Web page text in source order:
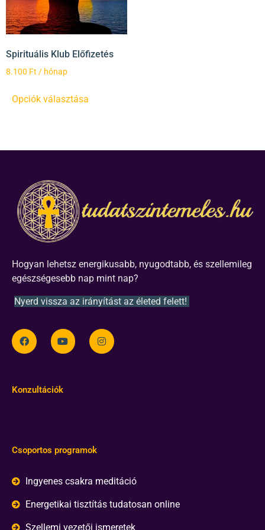
Spirituális Klub Előfizetés
8.100 Ft / hónap
Opciók választása
Hogyan lehetsz energikusabb, nyugodtabb, és szellemileg
egészségesebb nap mint nap?
Nyerd vissza az irányítást az életed felett!
Konzultációk
Csoportos programok
Ingyenes csakra meditáció
Energetikai tisztítás tudatosan online
Szellemi vezetői ismeretek